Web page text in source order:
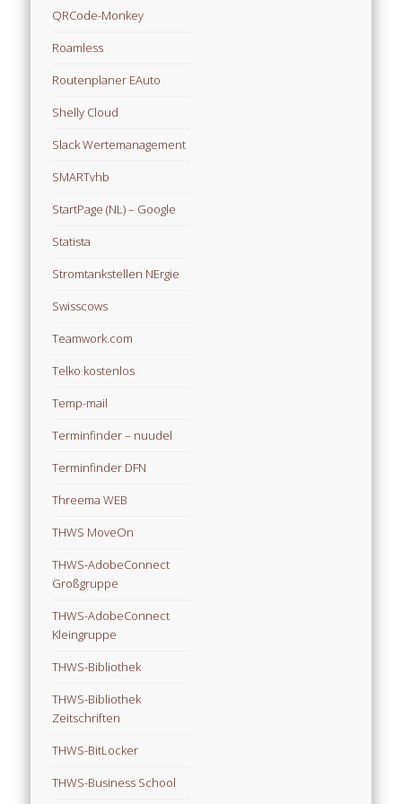
QRCode-Monkey
Roamless
Routenplaner EAuto
Shelly Cloud
Slack Wertemanagement
SMARTvhb
StartPage (NL) – Google
Statista
Stromtankstellen NErgie
Swisscows
Teamwork.com
Telko kostenlos
Temp-mail
Terminfinder – nuudel
Terminfinder DFN
Threema WEB
THWS MoveOn
THWS-AdobeConnect
Großgruppe
THWS-AdobeConnect
Kleingruppe
THWS-Bibliothek
THWS-Bibliothek
Zeitschriften
THWS-BitLocker
THWS-Business School